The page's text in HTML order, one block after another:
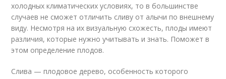
холодных климатических условиях, то в большинстве
случаев не сможет отличить сливу от алычи по внешнему
виду. Несмотря на их визуальную схожесть, плоды имеют
различия, которые нужно учитывать и знать. Поможет в
этом определение плодов.
Слива — плодовое дерево, особенность которого